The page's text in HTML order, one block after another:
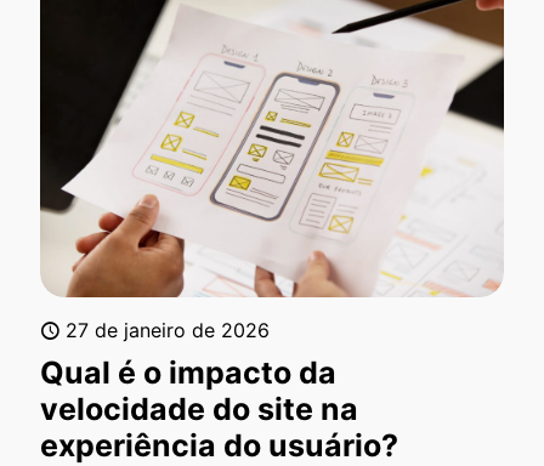
27 de janeiro de 2026
Qual é o impacto da
velocidade do site na
experiência do usuário?